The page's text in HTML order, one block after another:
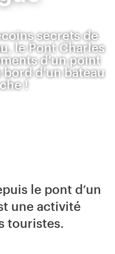
secrets de
le Pont Charles
d’un point
d’un bateau
!
le pont d’un
une activité
touristes.